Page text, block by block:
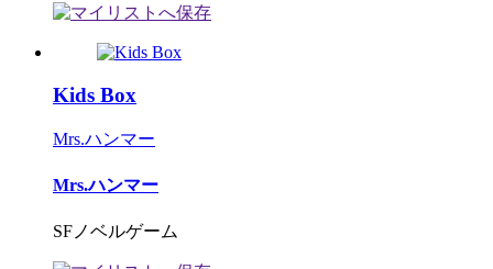
Kids Box
Mrs.ハンマー
Mrs.ハンマー
SFノベルゲーム